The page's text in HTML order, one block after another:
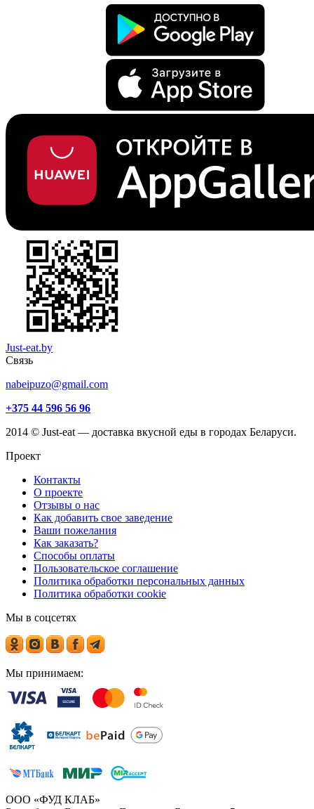
Just-eat.by
Связь
nabeipuzo@gmail.com
+375 44 596 56 96
2014 © Just-eat — доставка вкусной еды в городах Беларуси.
Проект
Контакты
О проекте
Отзывы о нас
Как добавить свое заведение
Ваши пожелания
Как заказать?
Способы оплаты
Пользовательское соглашение
Политика обработки персональных данных
Политика обработки cookie
Мы в соцсетях
Мы принимаем:
ООО «ФУД КЛАБ»